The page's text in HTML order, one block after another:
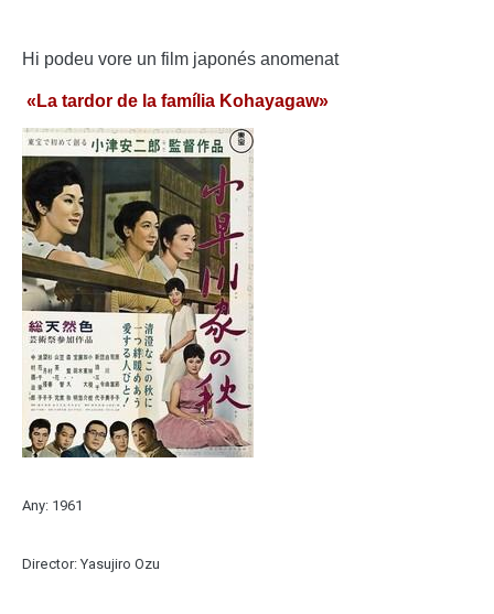
Hi podeu vore un film japonés anomenat
«La tardor de la família Kohayagaw»
Any: 1961
Director: Yasujiro Ozu